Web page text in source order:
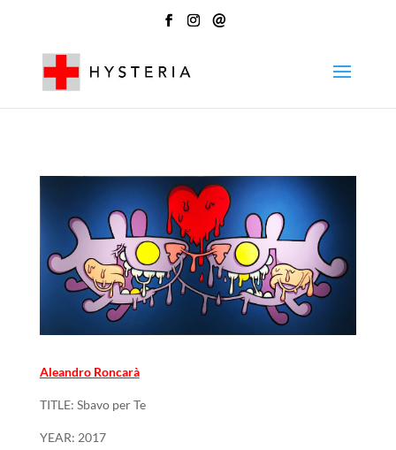
@
Aleandro Roncarà
TITLE: Sbavo per Te
YEAR: 2017